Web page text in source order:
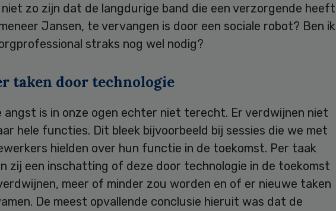
zo zijn dat de langdurige band die een verzorgende heeft
Jansen, te vervangen is door een sociale robot? Ben ik
straks nog wel nodig?
taken door technologie
angst is in onze ogen echter niet terecht. Er verdwijnen niet
hele functies. Dit bleek bijvoorbeeld bij sessies die we met
hielden over hun functie in de toekomst. Per taak
zij een inschatting of deze door technologie in de toekomst
meer of minder zou worden en of er nieuwe taken
De meest opvallende conclusie hieruit was dat de